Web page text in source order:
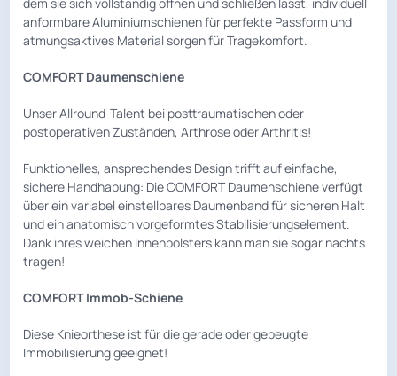
anformbare Aluminiumschienen für perfekte Passform und
atmungsaktives Material sorgen für Tragekomfort.
COMFORT Daumenschiene
Unser Allround-Talent bei posttraumatischen oder
postoperativen Zuständen, Arthrose oder Arthritis!
Funktionelles, ansprechendes Design trifft auf einfache,
sichere Handhabung: Die COMFORT Daumenschiene verfügt
über ein variabel einstellbares Daumenband für sicheren Halt
und ein anatomisch vorgeformtes Stabilisierungselement.
Dank ihres weichen Innenpolsters kann man sie sogar nachts
tragen!
COMFORT Immob-Schiene
Diese Knieorthese ist für die gerade oder gebeugte
Immobilisierung geeignet!